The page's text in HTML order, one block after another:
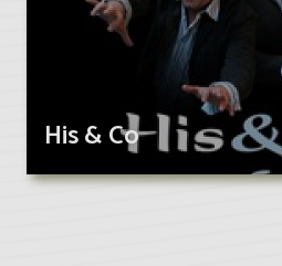
His & Co